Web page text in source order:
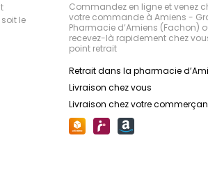
le
Commandez en ligne et venez
votre commande à Amiens -
Pharmacie d’Amiens (Fachon)
recevez-là rapidement chez
point retrait
Retrait dans la pharmacie
Livraison chez vous
Livraison chez votre